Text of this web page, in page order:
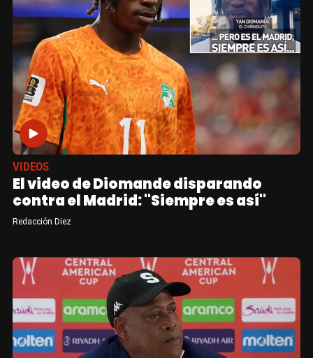
VIDEOS
El video de Diomande disparando
contra el Madrid: "Siempre es así"
Redacción Diez